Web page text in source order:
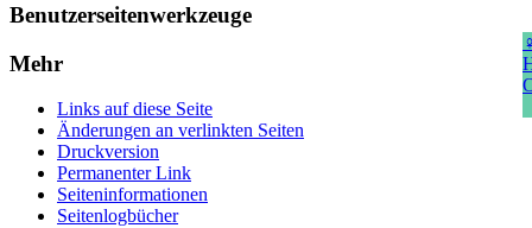
Benutzerseitenwerkzeuge
Mehr
Links auf diese Seite
Änderungen an verlinkten Seiten
Druckversion
Permanenter Link
Seiten­­informationen
Seitenlogbücher